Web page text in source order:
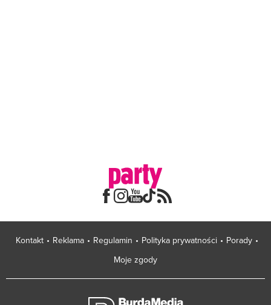
Kontakt Reklama Regulamin Polityka prywatności
Porady
Moje zgody